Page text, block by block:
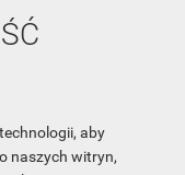
aby
naszych witryn,